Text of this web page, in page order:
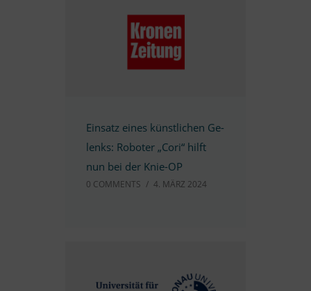
Ein­satz ei­nes künst­li­chen Ge­
lenks: Ro­bo­ter „Cori“ hilft
nun bei der Knie-OP
0 COMM­ENTS / 4. MÄRZ 2024